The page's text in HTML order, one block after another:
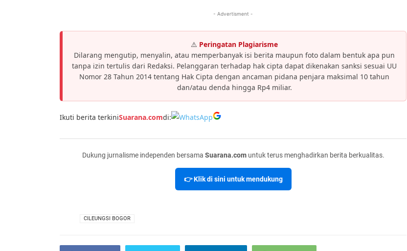
- Advertisment -
⚠️ Peringatan Plagiarisme
Dilarang mengutip, menyalin, atau memperbanyak isi berita maupun foto dalam bentuk apa pun
tanpa izin tertulis dari Redaksi. Pelanggaran terhadap hak cipta dapat dikenakan sanksi sesuai UU
Nomor 28 Tahun 2014 tentang Hak Cipta dengan ancaman pidana penjara maksimal 10 tahun
dan/atau denda hingga Rp4 miliar.
Ikuti berita terkiniSuarana.comdi:
Dukung jurnalisme independen bersama Suarana.comuntuk terus menghadirkan berita berkualitas.
👉 Klik di sini untuk mendukung
CILEUNGSI BOGOR